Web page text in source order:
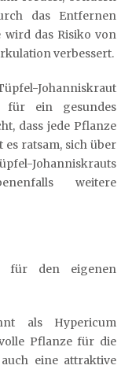
das Entfernen
das Risiko von
verbessert.
Johanniskraut
für ein gesundes
dass jede Pflanze
ratsam, sich über
Johanniskrauts
weitere
für den eigenen
als Hypericum
Pflanze für die
eine attraktive